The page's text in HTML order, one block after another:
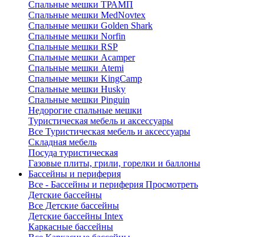
Спальные мешки ТРАМП
Cпальные мешки MedNovtex
Спальные мешки Golden Shark
Спальные мешки Norfin
Спальные мешки RSP
Спальные мешки Acamper
Спальные мешки Atemi
Спальные мешки KingCamp
Спальные мешки Husky
Спальные мешки Pinguin
Недорогие спальные мешки
Туристическая мебель и аксессуары
Все Туристическая мебель и аксессуары
Складная мебель
Посуда туристическая
Газовые плиты, грили, горелки и баллоны
Бассейны и периферия
Все - Бассейны и периферия Просмотреть
Детские бассейны
Все Детские бассейны
Детские бассейны Intex
Каркасные бассейны